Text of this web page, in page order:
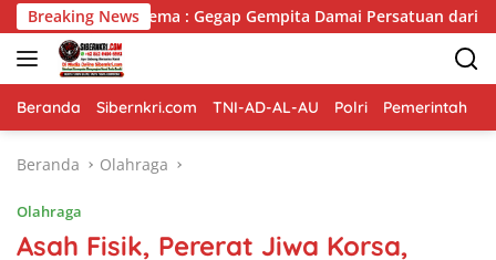
Langsung
ke
konten
Breaking News
Habema : Gegap Gempita Damai Persatuan dari Tanah
Beranda Sibernkri.com TNI-AD-AL-AU Polri Pemerintah
Beranda Olahraga
Olahraga
Asah Fisik, Pererat Jiwa Korsa,